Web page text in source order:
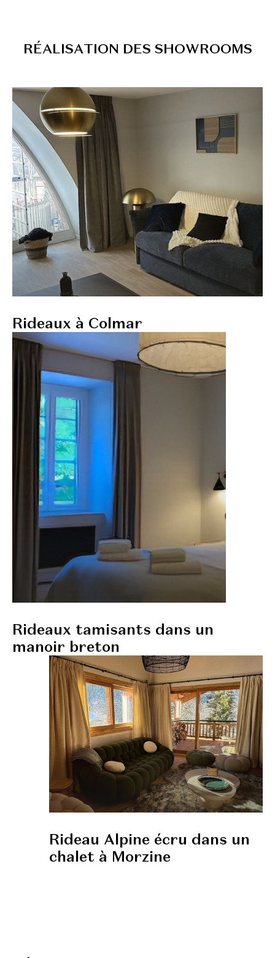
RÉALISATION DES SHOWROOMS
Rideaux à Colmar
Rideaux tamisants dans un
manoir breton
Rideau Alpine écru dans un
chalet à Morzine